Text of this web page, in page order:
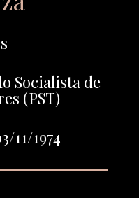
Socialista de
(PST)
11/1974